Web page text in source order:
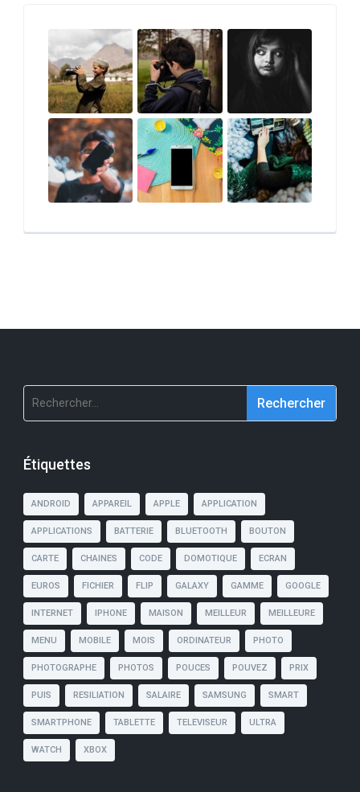
Rechercher :
Étiquettes
ANDROID APPAREIL APPLE APPLICATION
APPLICATIONS BATTERIE BLUETOOTH BOUTON
CARTE CHAINES CODE DOMOTIQUE ECRAN
EUROS FICHIER FLIP GALAXY GAMME GOOGLE
INTERNET IPHONE MAISON MEILLEUR MEILLEURE
MENU MOBILE MOIS ORDINATEUR PHOTO
PHOTOGRAPHE PHOTOS POUCES POUVEZ PRIX
PUIS RESILIATION SALAIRE SAMSUNG SMART
SMARTPHONE TABLETTE TELEVISEUR ULTRA
WATCH XBOX